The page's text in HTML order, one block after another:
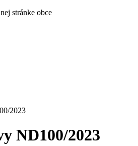
stránke obce
2023
ND100/2023